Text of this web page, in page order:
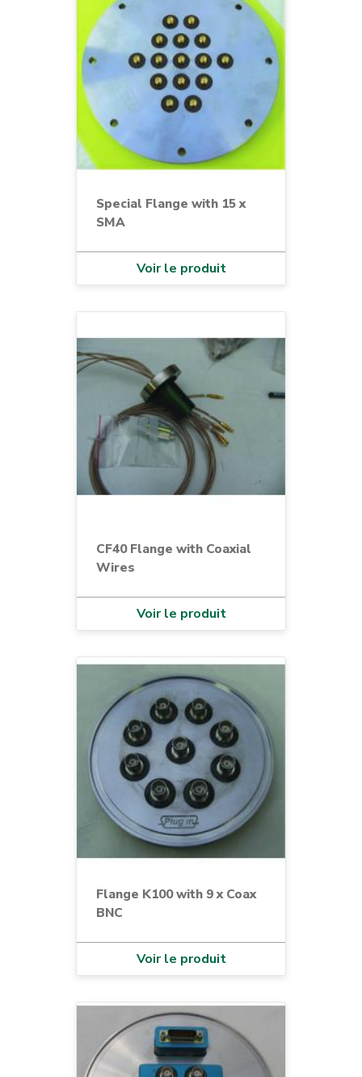
Special Flange with 15 x
SMA
Voir le produit
CF40 Flange with Coaxial
Wires
Voir le produit
Flange K100 with 9 x Coax
BNC
Voir le produit